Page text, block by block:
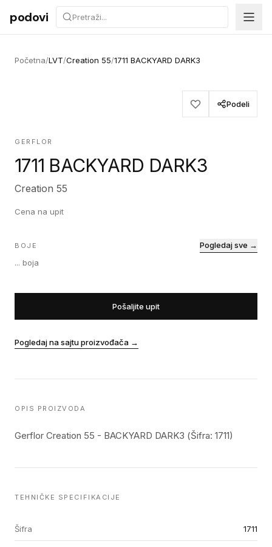
Preskoči na sadržaj
podovi
Početna/LVT/Creation 55/1711 BACKYARD DARK3
Podeli
GERFLOR
1711 BACKYARD DARK3
Creation 55
Cena na upit
BOJE
... boja
Pogledaj sve →
Pošaljite upit
Pogledaj na sajtu proizvođača →
OPIS PROIZVODA
Gerflor Creation 55 - BACKYARD DARK3 (Šifra: 1711)
TEHNIČKE SPECIFIKACIJE
Šifra 1711